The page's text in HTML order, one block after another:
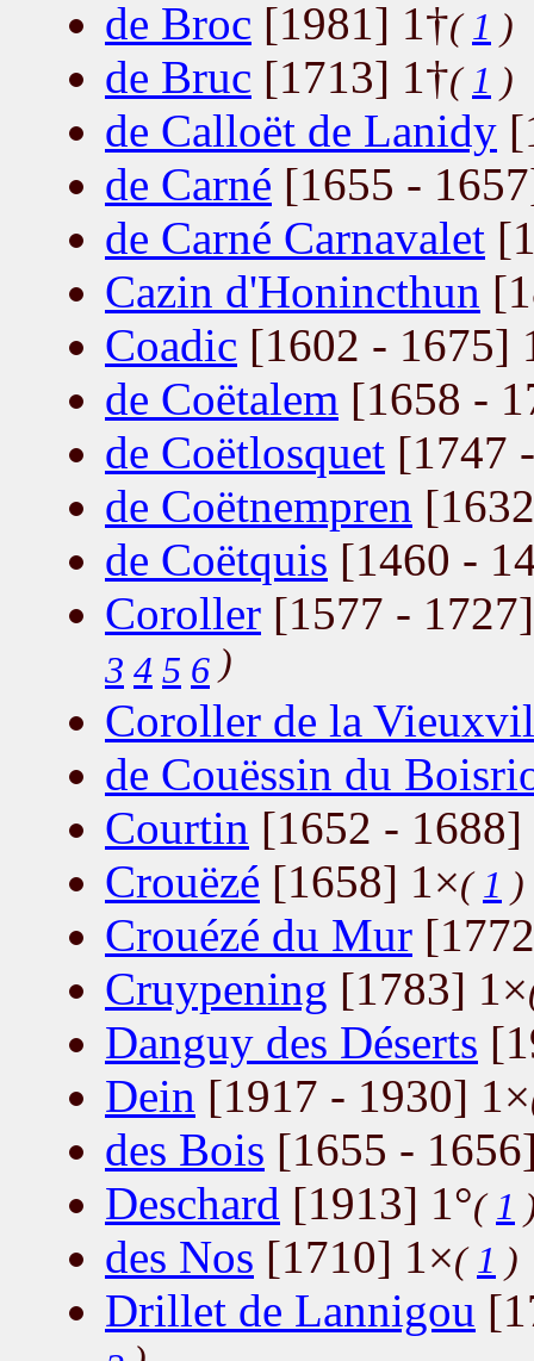
de Broc [1981] 1†( 1 )
de Bruc [1713] 1†( 1 )
de Calloët de Lanidy
de Carné [1655 -
de Carné Carnavalet
Cazin d'Honincthun
Coadic [1602 - 1675]
de Coëtalem [1658 -
de Coëtlosquet [1747
de Coëtnempren
de Coëtquis [1460 -
Coroller [1577 -
3 4 5 6)
Coroller de la
de Couëssin du
Courtin [1652 - 1688]
Crouëzé [1658] 1×( 1 )
Crouézé du Mur
Cruypening [1783] 1×
Danguy des Déserts
Dein [1917 - 1930] 1×
des Bois [1655 -
Deschard [1913] 1°( 1
des Nos [1710] 1×( 1 )
Drillet de Lannigou